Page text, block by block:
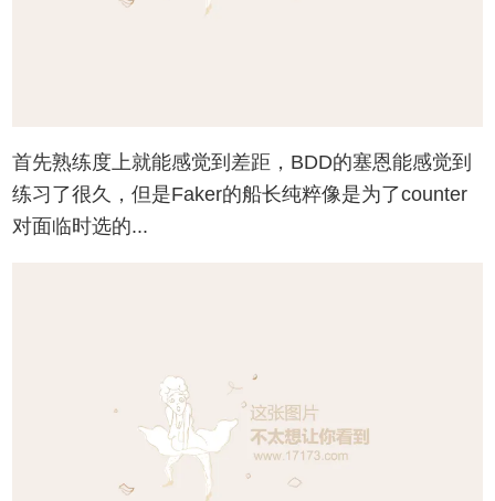
首先熟练度上就能感觉到差距，BDD的塞恩能感觉到
练习了很久，但是Faker的船长纯粹像是为了counter
对面临时选的...